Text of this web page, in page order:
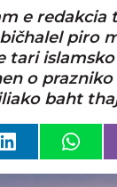
e redakcia
piro
tari
o prazniko
baht